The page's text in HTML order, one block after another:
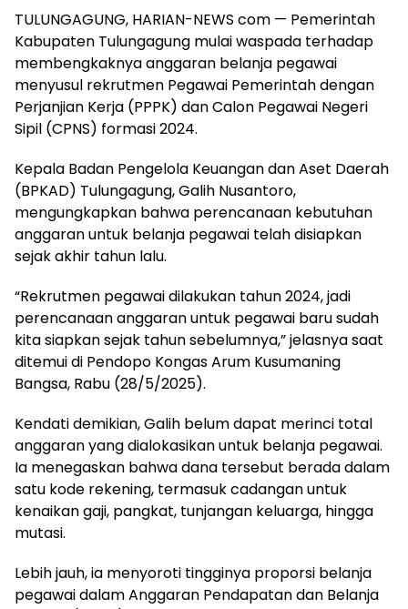
TULUNGAGUNG, HARIAN-NEWS com — Pemerintah
Kabupaten Tulungagung mulai waspada terhadap
membengkaknya anggaran belanja pegawai
menyusul rekrutmen Pegawai Pemerintah dengan
Perjanjian Kerja (PPPK) dan Calon Pegawai Negeri
Sipil (CPNS) formasi 2024.
Kepala Badan Pengelola Keuangan dan Aset Daerah
(BPKAD) Tulungagung, Galih Nusantoro,
mengungkapkan bahwa perencanaan kebutuhan
anggaran untuk belanja pegawai telah disiapkan
sejak akhir tahun lalu.
“Rekrutmen pegawai dilakukan tahun 2024, jadi
perencanaan anggaran untuk pegawai baru sudah
kita siapkan sejak tahun sebelumnya,” jelasnya saat
ditemui di Pendopo Kongas Arum Kusumaning
Bangsa, Rabu (28/5/2025).
Kendati demikian, Galih belum dapat merinci total
anggaran yang dialokasikan untuk belanja pegawai.
Ia menegaskan bahwa dana tersebut berada dalam
satu kode rekening, termasuk cadangan untuk
kenaikan gaji, pangkat, tunjangan keluarga, hingga
mutasi.
Lebih jauh, ia menyoroti tingginya proporsi belanja
pegawai dalam Anggaran Pendapatan dan Belanja